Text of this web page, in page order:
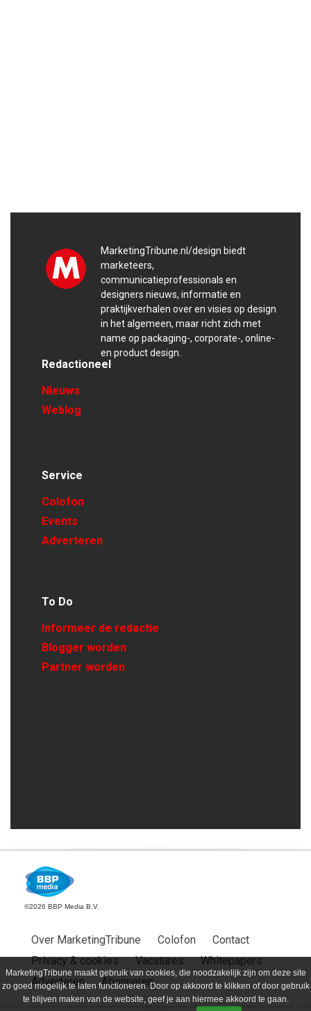
MarketingTribune maakt gebruik van cookies, die noodzakelijk zijn om deze site
zo goed mogelijk te laten functioneren. Door op akkoord te klikken of door gebruik
te blijven maken van de website, geef je aan hiermee akkoord te gaan.
MarketingTribune.nl/design biedt
marketeers,
communicatieprofessionals en
designers nieuws, informatie en
praktijkverhalen over en visies op design
in het algemeen, maar richt zich met
name op packaging-, corporate-, online-
en product design.
Redactioneel
Nieuws
Weblog
Service
Colofon
Events
Adverteren
To Do
Informeer de redactie
Blogger worden
Partner worden
©2026 BBP Media B.V.
Over MarketingTribune Colofon
Contact
Privacy & cookies
Vacatures
Whitepapers
Adverteren
Abonneren